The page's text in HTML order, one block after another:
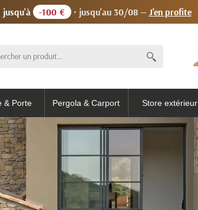
-100 € · jusqu'au 30/08 — J'en profite
& Porte Pergola & Carport Store extérieur